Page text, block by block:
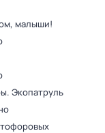
малыши!
Экопатруль